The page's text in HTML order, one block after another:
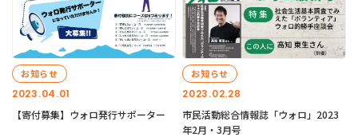
2023.04.01
お知らせ
【寄付募集】ウォロ発行サポーター
2023.02.28
お知らせ
市民活動総合情報誌「ウォロ」2023
年2月・3月号